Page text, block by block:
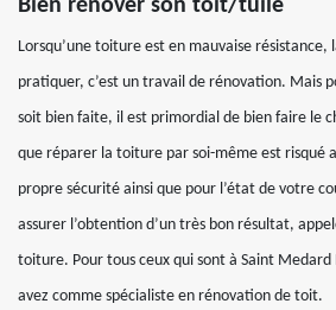
Bien rénover son toit/tuile
Lorsqu’une toiture est en mauvaise résistance,
pratiquer, c’est un travail de rénovation. Mais
soit bien faite, il est primordial de bien faire le
que réparer la toiture par soi-même est risqué
propre sécurité ainsi que pour l’état de votre
assurer l’obtention d’un très bon résultat,
toiture. Pour tous ceux qui sont à Saint Medard
avez comme spécialiste en rénovation de toit.